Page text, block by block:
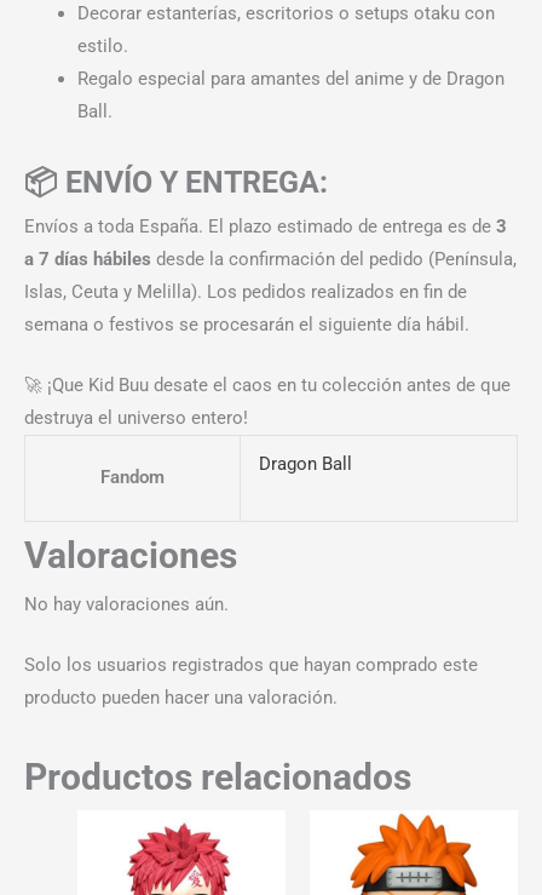
Decorar estanterías, escritorios o setups otaku con
estilo.
Regalo especial para amantes del anime y de Dragon
Ball.
📦 ENVÍO Y ENTREGA:
Envíos a toda España. El plazo estimado de entrega es de 3
a 7 días hábiles desde la confirmación del pedido (Península,
Islas, Ceuta y Melilla). Los pedidos realizados en fin de
semana o festivos se procesarán el siguiente día hábil.
🚀 ¡Que Kid Buu desate el caos en tu colección antes de que
destruya el universo entero!
Fandom
Dragon Ball
Valoraciones
No hay valoraciones aún.
Solo los usuarios registrados que hayan comprado este
producto pueden hacer una valoración.
Productos relacionados